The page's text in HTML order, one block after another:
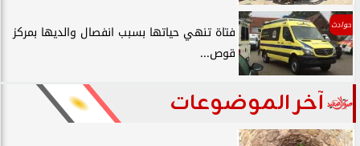
حوادث
فتاة تنهي حياتها بسبب انفصال والديها بمركز
قوص...
آخر الموضوعات